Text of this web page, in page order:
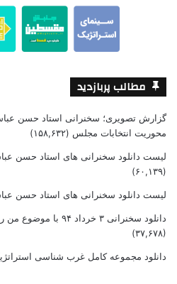
مطالب پربازدید
گزارش تصویری؛ سخنرانی استاد حسن
محوریت انتخابات مجلس (۱۵۸,۶۳۲)
لیست دانلود سخنرانی های استاد حسن عباسی
(۶۰,۱۳۹)
لیست دانلود سخنرانی های استاد حسن
دانلود سخنرانی ۳ خرداد ۹۴ با موضوع من ریویزیونیست‌ام، پس هستم!
(۳۷,۶۷۸)
دانلود مجموعه کامل غرب شناسی